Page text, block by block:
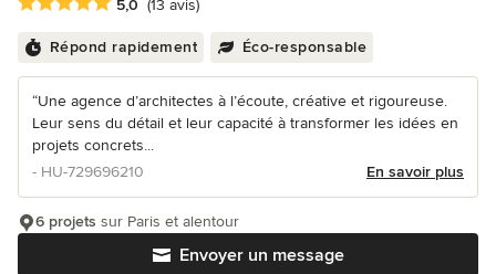
5,0 (13 avis)
Répond rapidement Éco-responsable
“Une agence d’architectes à l’écoute, créative et rigoureuse.
Leur sens du détail et leur capacité à transformer les idées en
projets concrets...
- HU-729696210
En savoir plus
Envoyer un message
6 projets sur Paris et alentour